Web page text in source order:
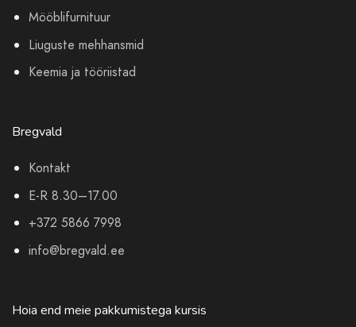
Mööblifurnituur
Liuguste mehhansmid
Keemia ja tööriistad
Bregvald
Kontakt
E-R 8.30–17.00
+372 5866 7998
info@bregvald.ee
Hoia end meie pakkumistega kursis